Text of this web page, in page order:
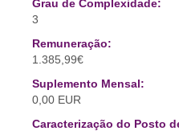
Grau de Complexidade:
3
Remuneração:
1.385,99€
Suplemento Mensal:
0,00 EUR
Caracterização do Posto